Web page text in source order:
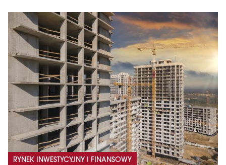
RYNEK INWESTYCYJNY I FINANSOWY